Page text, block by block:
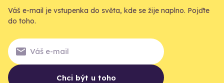
Váš e-mail je vstupenka do světa, kde se žije naplno. Pojďte
do toho.
Chci být u toho